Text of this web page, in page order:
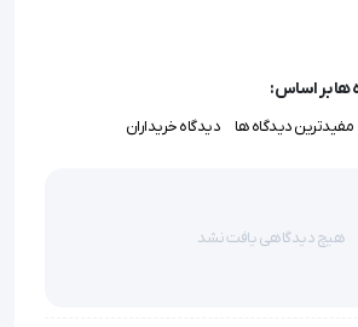
می‌کند. این ویژگی که تحت عنوان «قابلیت
می‌نماید. ویژگی‌های کلیدی
ها بر اساس:
مفیدترین دیدگاه ها دیدگاه خریداران
هیچ دیدگاهی یافت نشد